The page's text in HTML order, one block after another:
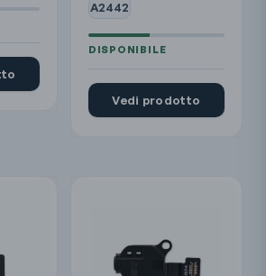
A2442
Vedi prodotto